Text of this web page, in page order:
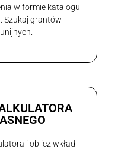
w formie katalogu
Szukaj grantów
i oblicz wkład